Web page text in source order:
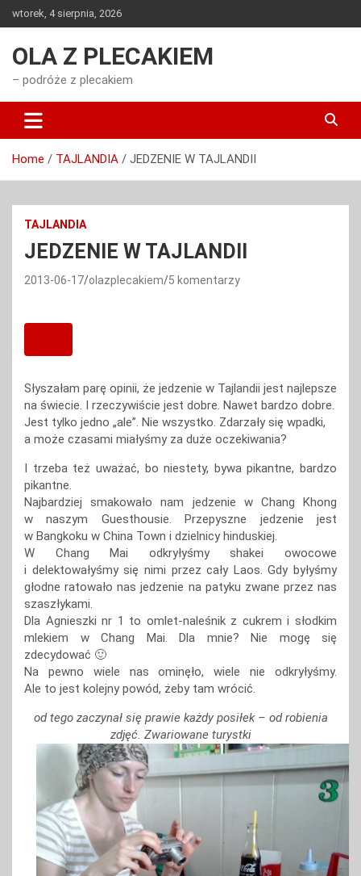
Skip
to
wtorek, 4 sierpnia, 2026
OLA Z PLECAKIEM
– podróże z plecakiem
Home TAJLANDIA JEDZENIE W TAJLANDII
TAJLANDIA
JEDZENIE W TAJLANDII
2013-06-17 olazplecakiem 5 komentarzy
Słyszałam parę opinii, że jedzenie w Tajlandii jest najlepsze
na świecie. I rzeczywiście jest dobre. Nawet bardzo dobre.
Jest tylko jedno „ale”. Nie wszystko. Zdarzały się wpadki,
a może czasami miałyśmy za duże oczekiwania?
I trzeba też uważać, bo niestety, bywa pikantne, bardzo
pikantne.
Najbardziej smakowało nam jedzenie w Chang Khong
w naszym Guesthousie. Przepyszne jedzenie jest
w Bangkoku w China Town i dzielnicy hinduskiej.
W Chang Mai odkryłyśmy shakei owocowe
i delektowałyśmy się nimi przez cały Laos. Gdy byłyśmy
głodne ratowało nas jedzenie na patyku zwane przez nas
szaszłykami.
Dla Agnieszki nr 1 to omlet-naleśnik z cukrem i słodkim
mlekiem w Chang Mai. Dla mnie? Nie mogę się
zdecydować 🙂
Na pewno wiele nas ominęło, wiele nie odkryłyśmy.
Ale to jest kolejny powód, żeby tam wrócić.
od tego zaczynał się prawie każdy posiłek – od robienia
zdjęć. Zwariowane turystki